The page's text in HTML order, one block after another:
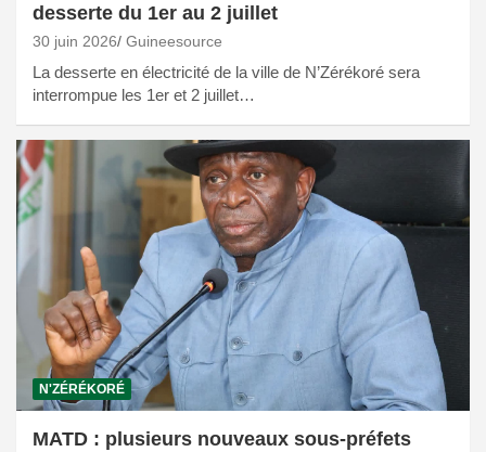
desserte du 1er au 2 juillet
30 juin 2026 Guineesource
La desserte en électricité de la ville de N’Zérékoré sera
interrompue les 1er et 2 juillet…
N'ZÉRÉKORÉ
MATD : plusieurs nouveaux sous-préfets